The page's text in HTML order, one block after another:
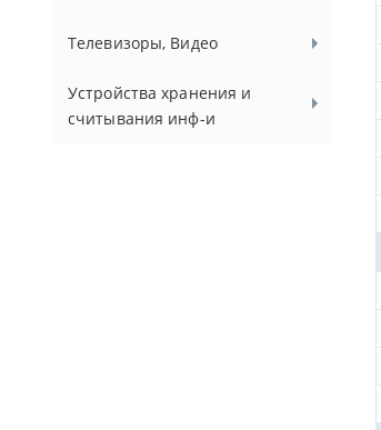
Телевизоры, Видео
Устройства хранения и
считывания инф-и